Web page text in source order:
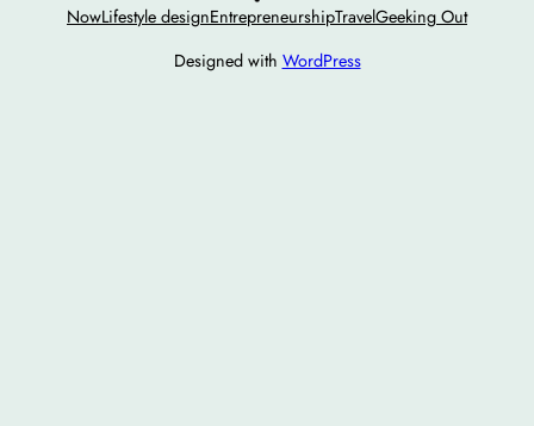
NowLifestyle designEntrepreneurshipTravelGeeking Out
Designed with WordPress